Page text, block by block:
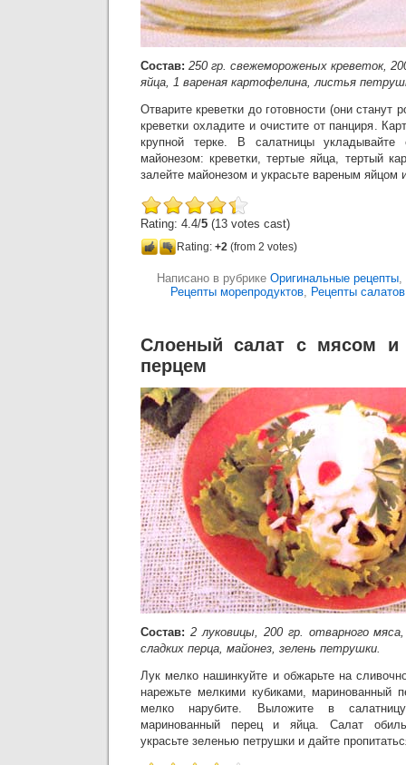
Состав: 250 гр. свежемороженых креветок,
яйца, 1 вареная картофелина, листья
Отварите креветки до готовности (они станут
креветки охладите и очистите от панциря.
крупной терке. В салатницы
майонезом: креветки, тертые яйца, тертый
залейте майонезом и украсьте вареным яйцом
Rating: 4.4/5 (13 votes cast)
Rating: +2 (from 2 votes)
Написано в рубрике Оригинальные рецепты,
Рецепты морепродуктов, Рецепты салатов
Слоеный салат с мясом и
перцем
Состав: 2 луковицы, 200 гр. отварного
сладких перца, майонез, зелень петрушки.
Лук мелко нашинкуйте и обжарьте на
нарежьте мелкими кубиками, маринованный
мелко нарубите. Выложите в
маринованный перец и яйца. Салат
украсьте зеленью петрушки и дайте